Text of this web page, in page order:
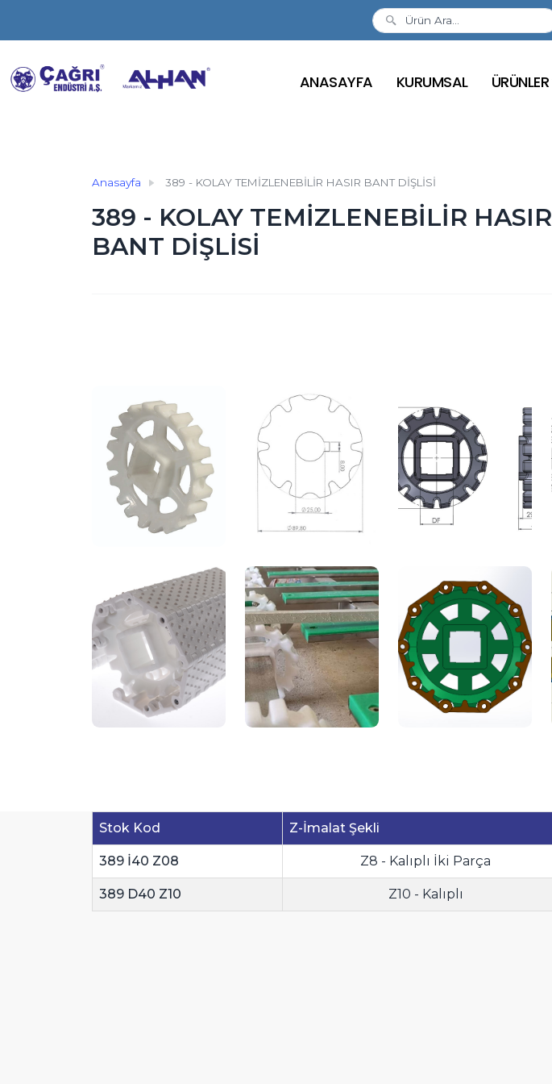
ANASAYFA KURUMSAL ÜRÜNLER
Anasayfa 389 - KOLAY TEMİZLENEBİLİR HASIR BANT DİŞLİSİ
389 - KOLAY TEMİZLENEBİLİR HASIR
BANT DİŞLİSİ
Stok Kod Z-İmalat Şekli
389 İ40 Z08 Z8 - Kalıplı İki Parça
389 D40 Z10 Z10 - Kalıplı